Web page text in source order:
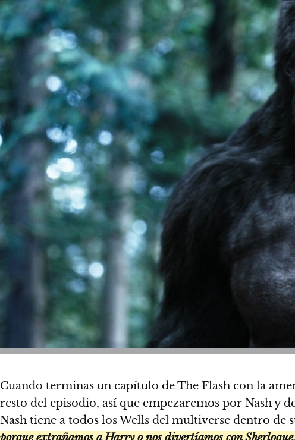
Cuando terminas un capítulo de The Flash con la
resto del episodio, así que empezaremos por Nash y
Nash tiene a todos los Wells del multiverse dentro de